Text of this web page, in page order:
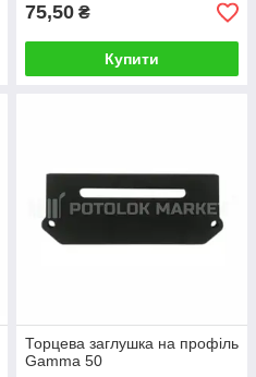
75,50 ₴
Купити
Торцева заглушка на профіль
Gamma 50